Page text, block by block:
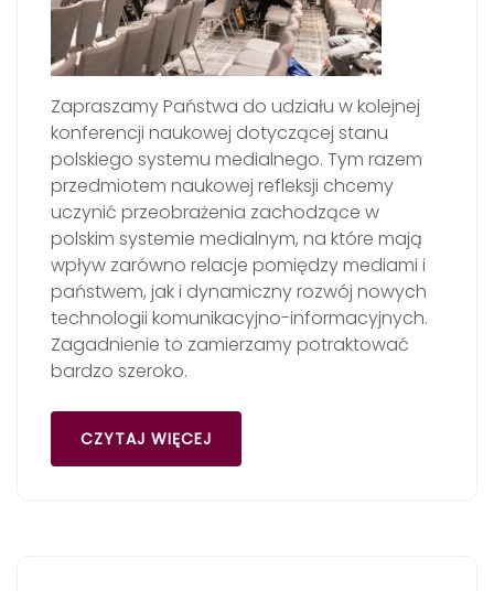
Zapraszamy Państwa do udziału w kolejnej
konferencji naukowej dotyczącej stanu
polskiego systemu medialnego. Tym razem
przedmiotem naukowej refleksji chcemy
uczynić przeobrażenia zachodzące w
polskim systemie medialnym, na które mają
wpływ zarówno relacje pomiędzy mediami i
państwem, jak i dynamiczny rozwój nowych
technologii komunikacyjno-informacyjnych.
Zagadnienie to zamierzamy potraktować
bardzo szeroko.
CZYTAJ WIĘCEJ